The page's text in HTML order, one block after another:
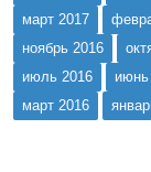
март 2017
ноябрь 2016
июль 2016
июнь
март 2016